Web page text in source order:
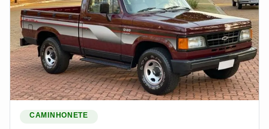
CAMINHONETE